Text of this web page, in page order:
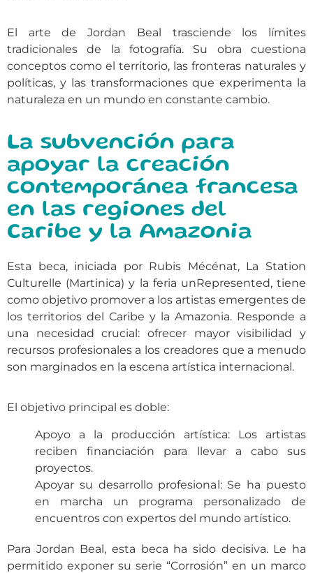
El arte de Jordan Beal trasciende los límites
tradicionales de la fotografía. Su obra cuestiona
conceptos como el territorio, las fronteras naturales y
políticas, y las transformaciones que experimenta la
naturaleza en un mundo en constante cambio.
La subvención para
apoyar la creación
contemporánea francesa
en las regiones del
Caribe y la Amazonia
Esta beca, iniciada por Rubis Mécénat, La Station
Culturelle (Martinica) y la feria unRepresented, tiene
como objetivo promover a los artistas emergentes de
los territorios del Caribe y la Amazonia. Responde a
una necesidad crucial: ofrecer mayor visibilidad y
recursos profesionales a los creadores que a menudo
son marginados en la escena artística internacional.
El objetivo principal es doble:
Apoyo a la producción artística: Los artistas
reciben financiación para llevar a cabo sus
proyectos.
Apoyar su desarrollo profesional: Se ha puesto
en marcha un programa personalizado de
encuentros con expertos del mundo artístico.
Para Jordan Beal, esta beca ha sido decisiva. Le ha
permitido exponer su serie “Corrosión” en un marco